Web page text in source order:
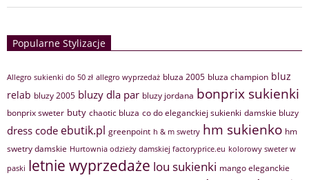
Popularne Stylizacje
Allegro sukienki do 50 zł allegro wyprzedaż bluza 2005 bluza champion bluz
relab bluzy 2005 bluzy dla par bluzy jordana bonprix sukienki
bonprix sweter buty chaotic bluza co do eleganckiej sukienki damskie bluzy
dress code ebutik.pl greenpoint h & m swetry hm sukienko hm
swetry damskie Hurtownia odzieży damskiej factoryprice.eu kolorowy sweter w
paski letnie wyprzedaże lou sukienki mango eleganckie